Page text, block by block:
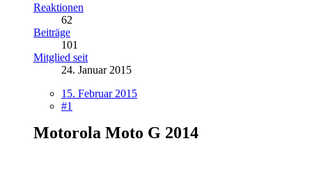
Reaktionen
62
Beiträge
101
Mitglied seit
24. Januar 2015
15. Februar 2015
#1
Motorola Moto G 2014